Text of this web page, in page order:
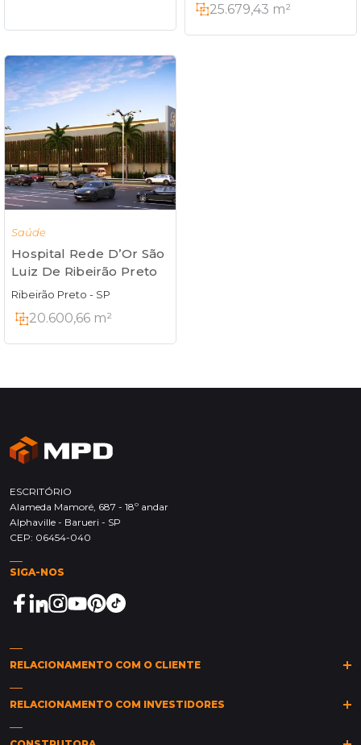
25.679,43 m²
Saúde
Hospital Rede D’Or São
Luiz De Ribeirão Preto
Ribeirão Preto - SP
20.600,66 m²
ESCRITÓRIO
Alameda Mamoré, 687 - 18º andar
Alphaville - Barueri - SP
CEP: 06454-040
SIGA-NOS
RELACIONAMENTO COM O CLIENTE
RELACIONAMENTO COM INVESTIDORES
Clique aqui